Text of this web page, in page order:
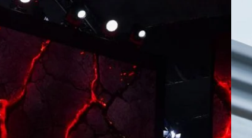
พร้อมข้อเสนอพิเศษ เปิดราคาเริ่มต้น
ตัวและประกาศราคาจำหน่ายอย่างเป็นทางการของ
ตี้คาร์ พร้อมสั่นทุกสตรีต ด้วยดีไซน์ใหม่ที่อัปความสปอร์ต
ประ
เทค
สวิต
ควา
สำคั
ด้วย
เค